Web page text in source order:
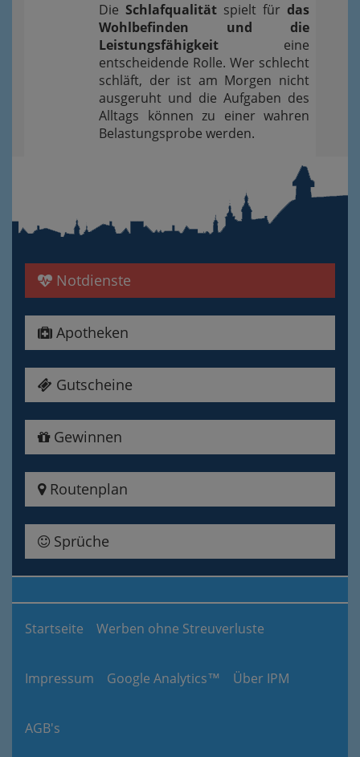
Die Schlafqualität spielt für das
Wohlbefinden und die
Leistungsfähigkeit eine
entscheidende Rolle. Wer schlecht
schläft, der ist am Morgen nicht
ausgeruht und die Aufgaben des
Alltags können zu einer wahren
Belastungsprobe werden.
Notdienste
Apotheken
Gutscheine
Gewinnen
Routenplan
Sprüche
Startseite Werben ohne Streuverluste
Impressum Google Analytics™ Über IPM
AGB's